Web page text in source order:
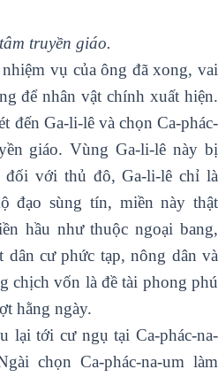
truyền giáo.
vụ của ông đã xong, vai
để nhân vật chính xuất hiện.
đến Ga-li-lê và chọn Ca-phác-
giáo. Vùng Ga-li-lê này bị
với thủ đô, Ga-li-lê chỉ là
đạo sùng tín, miền này thật
hầu như thuộc ngoại bang,
cư phức tạp, nông dân và
chịch vốn là đề tài phong phú
hằng ngày.
lại tới cư ngụ tại Ca-phác-na-
chọn Ca-phác-na-um làm